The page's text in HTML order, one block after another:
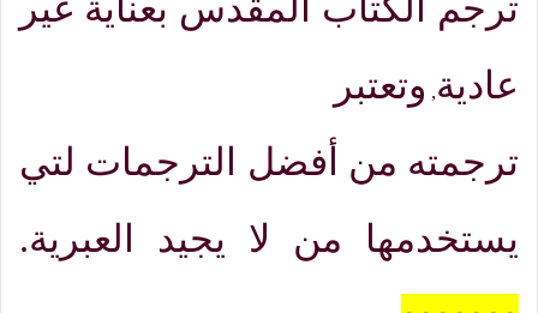
عادية, وتعتبر
ترجمته من أفضل الترجمات لتي
يستخدمها من لا يجيد العبرية.